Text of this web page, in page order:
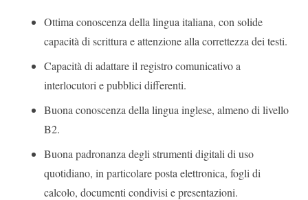
Ottima conoscenza della lingua italiana, con solide
capacità di scrittura e attenzione alla correttezza dei testi.
Capacità di adattare il registro comunicativo a
interlocutori e pubblici differenti.
Buona conoscenza della lingua inglese, almeno di livello
B2.
Buona padronanza degli strumenti digitali di uso
quotidiano, in particolare posta elettronica, fogli di
calcolo, documenti condivisi e presentazioni.